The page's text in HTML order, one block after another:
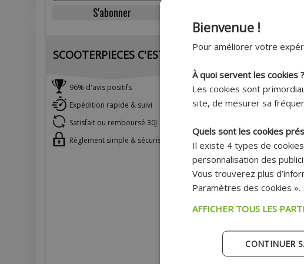
POT SITO ADAPTABLE 4
SCOOTER PIAGGIO 50 VESPA
Prix :
Prix public:
AJOUTER AU
Payer en 4x sans frais
SCOOTERPIECES C'EST :
96% d'avis positifs
Expédition rapide & suivi
Satisfait ou remboursé 30J
Règlement simple & sécurisé
Bienvenue !
Pour améliorer votre
À quoi servent les cookies ?
Les cookies sont
site, de mesurer sa
Quels sont les cookies
Il existe 4 types de
personnalisation des
Vous trouverez plus
Paramètres des cookies ».
AFFICHER TOUS LES
CONTINUER